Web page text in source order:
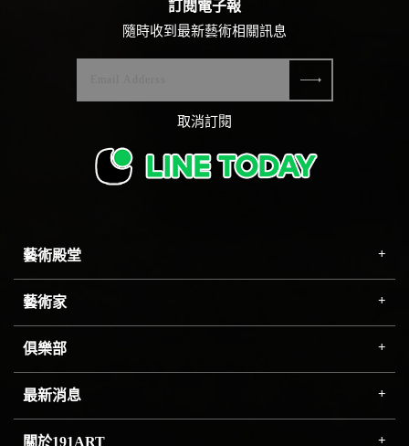
藝術殿堂
藝術家
俱樂部
最新消息
關於191ART
訂閱電子報
隨時收到最新藝術相關訊息
取消訂閱